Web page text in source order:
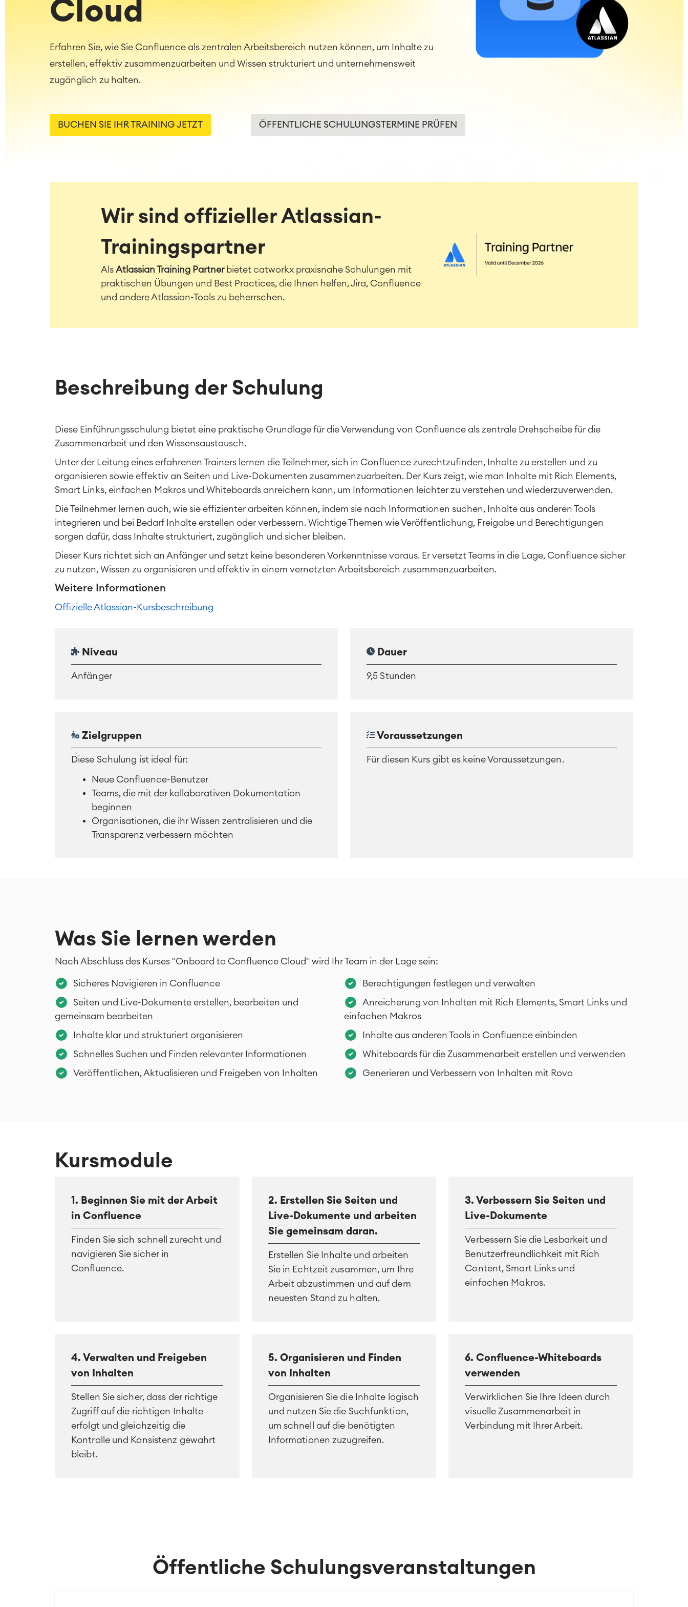
Cloud
Erfahren Sie, wie Sie Confluence als zentralen Arbeitsbereich nutzen können, um Inhalte zu
erstellen, effektiv zusammenzuarbeiten und Wissen strukturiert und unternehmensweit
zugänglich zu halten.
BUCHEN SIE IHR TRAINING JETZT ÖFFENTLICHE SCHULUNGSTERMINE PRÜFEN
Wir sind offizieller Atlassian-
Trainingspartner
Als Atlassian Training Partnerbietet catworkx praxisnahe Schulungen mit
praktischen Übungen und Best Practices, die Ihnen helfen, Jira, Confluence
und andere Atlassian-Tools zu beherrschen.
Beschreibung der Schulung
Diese Einführungsschulung bietet eine praktische Grundlage für die Verwendung von Confluence als zentrale Drehscheibe für die
Zusammenarbeit und den Wissensaustausch.
Unter der Leitung eines erfahrenen Trainers lernen die Teilnehmer, sich in Confluence zurechtzufinden, Inhalte zu erstellen und zu
organisieren sowie effektiv an Seiten und Live-Dokumenten zusammenzuarbeiten. Der Kurs zeigt, wie man Inhalte mit Rich Elements,
Smart Links, einfachen Makros und Whiteboards anreichern kann, um Informationen leichter zu verstehen und wiederzuverwenden.
Die Teilnehmer lernen auch, wie sie effizienter arbeiten können, indem sie nach Informationen suchen, Inhalte aus anderen Tools
integrieren und bei Bedarf Inhalte erstellen oder verbessern. Wichtige Themen wie Veröffentlichung, Freigabe und Berechtigungen
sorgen dafür, dass Inhalte strukturiert, zugänglich und sicher bleiben.
Dieser Kurs richtet sich an Anfänger und setzt keine besonderen Vorkenntnisse voraus. Er versetzt Teams in die Lage, Confluence sicher
zu nutzen, Wissen zu organisieren und effektiv in einem vernetzten Arbeitsbereich zusammenzuarbeiten.
Weitere Informationen
Offizielle Atlassian-Kursbeschreibung
Niveau
Anfänger
Dauer
9,5 Stunden
Zielgruppen
Diese Schulung ist ideal für:
Neue Confluence-Benutzer
Teams, die mit der kollaborativen Dokumentation
beginnen
Organisationen, die ihr Wissen zentralisieren und die
Transparenz verbessern möchten
Voraussetzungen
Für diesen Kurs gibt es keine Voraussetzungen.
Was Sie lernen werden
Nach Abschluss des Kurses "Onboard to Confluence Cloud" wird Ihr Team in der Lage sein:
Sicheres Navigieren in Confluence
Seiten und Live-Dokumente erstellen, bearbeiten und
gemeinsam bearbeiten
Inhalte klar und strukturiert organisieren
Schnelles Suchen und Finden relevanter Informationen
Veröffentlichen, Aktualisieren und Freigeben von Inhalten
Berechtigungen festlegen und verwalten
Anreicherung von Inhalten mit Rich Elements, Smart Links und
einfachen Makros
Inhalte aus anderen Tools in Confluence einbinden
Whiteboards für die Zusammenarbeit erstellen und verwenden
Generieren und Verbessern von Inhalten mit Rovo
Kursmodule
1. Beginnen Sie mit der Arbeit
in Confluence
Finden Sie sich schnell zurecht und
navigieren Sie sicher in
Confluence.
2. Erstellen Sie Seiten und
Live-Dokumente und arbeiten
Sie gemeinsam daran.
Erstellen Sie Inhalte und arbeiten
Sie in Echtzeit zusammen, um Ihre
Arbeit abzustimmen und auf dem
neuesten Stand zu halten.
3. Verbessern Sie Seiten und
Live-Dokumente
Verbessern Sie die Lesbarkeit und
Benutzerfreundlichkeit mit Rich
Content, Smart Links und
einfachen Makros.
4. Verwalten und Freigeben
von Inhalten
Stellen Sie sicher, dass der richtige
Zugriff auf die richtigen Inhalte
erfolgt und gleichzeitig die
Kontrolle und Konsistenz gewahrt
bleibt.
5. Organisieren und Finden
von Inhalten
Organisieren Sie die Inhalte logisch
und nutzen Sie die Suchfunktion,
um schnell auf die benötigten
Informationen zuzugreifen.
6. Confluence-Whiteboards
verwenden
Verwirklichen Sie Ihre Ideen durch
visuelle Zusammenarbeit in
Verbindung mit Ihrer Arbeit.
Öffentliche Schulungsveranstaltungen